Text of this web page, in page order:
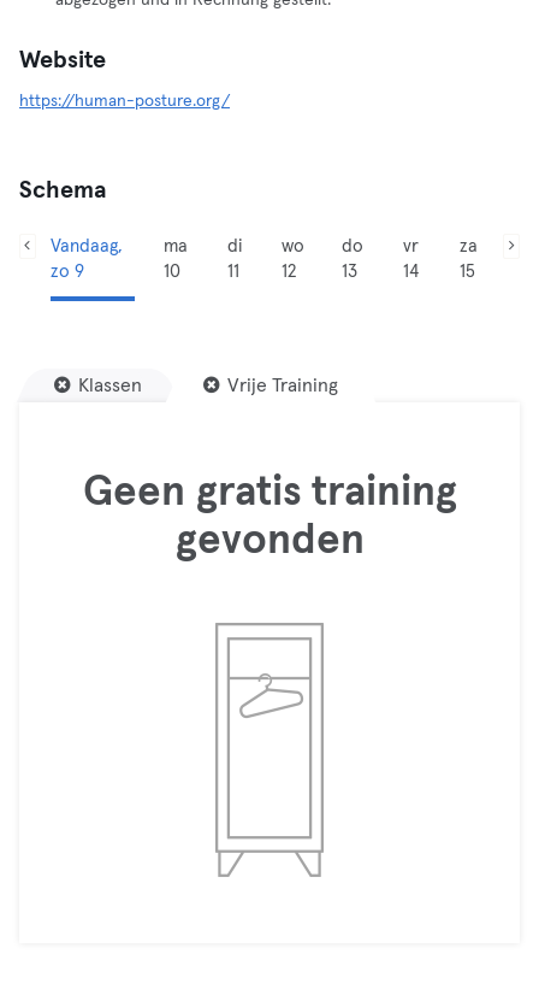
Website
https://human-posture.org/
Schema
Vandaag,
zo 9
ma
10
di
11
wo
12
do
13
vr
14
za
15
Klassen Vrije Training
Geen gratis training
gevonden